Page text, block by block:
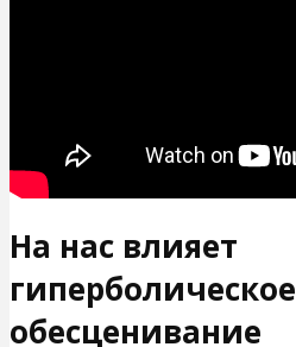
На нас влияет
гиперболическое
обесценивание